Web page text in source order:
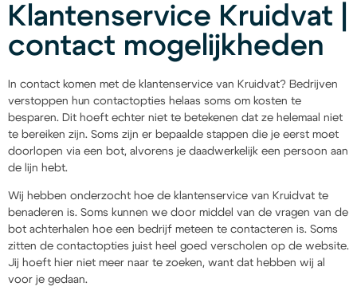
Klantenservice Kruidvat |
contact mogelijkheden
In contact komen met de klantenservice van Kruidvat? Bedrijven
verstoppen hun contactopties helaas soms om kosten te
besparen. Dit hoeft echter niet te betekenen dat ze helemaal niet
te bereiken zijn. Soms zijn er bepaalde stappen die je eerst moet
doorlopen via een bot, alvorens je daadwerkelijk een persoon aan
de lijn hebt.
Wij hebben onderzocht hoe de klantenservice van Kruidvat te
benaderen is. Soms kunnen we door middel van de vragen van de
bot achterhalen hoe een bedrijf meteen te contacteren is. Soms
zitten de contactopties juist heel goed verscholen op de website.
Jij hoeft hier niet meer naar te zoeken, want dat hebben wij al
voor je gedaan.